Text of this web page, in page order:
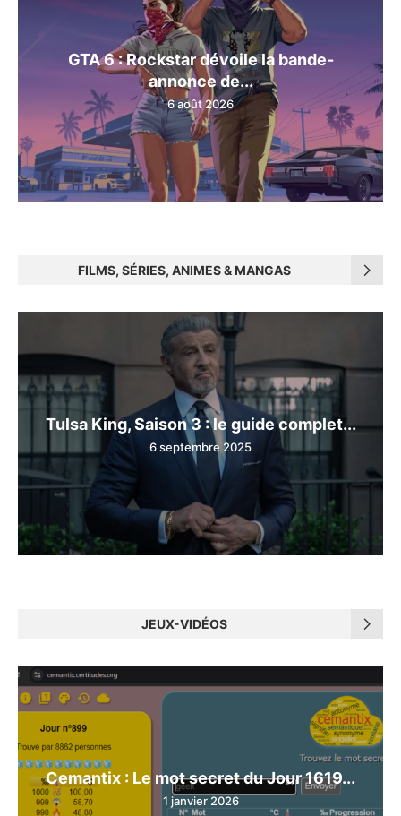
GTA 6 : Rockstar dévoile la bande-
annonce de...
6 août 2026
FILMS, SÉRIES, ANIMES & MANGAS
Tulsa King, Saison 3 : le guide complet...
6 septembre 2025
JEUX-VIDÉOS
Cemantix : Le mot secret du Jour 1619...
1 janvier 2026